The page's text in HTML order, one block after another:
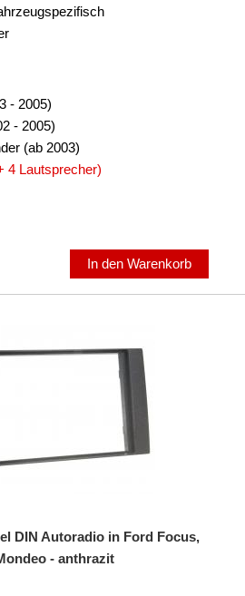
- 2005)
- 2005)
(ab 2003)
4 Lautsprecher)
In den Warenkorb
DIN Autoradio in Ford Focus,
- anthrazit